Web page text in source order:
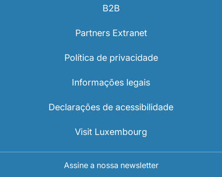
B2B
Partners Extranet
Política de privacidade
Informações legais
Declarações de acessibilidade
Visit Luxembourg
Assine a nossa newsletter